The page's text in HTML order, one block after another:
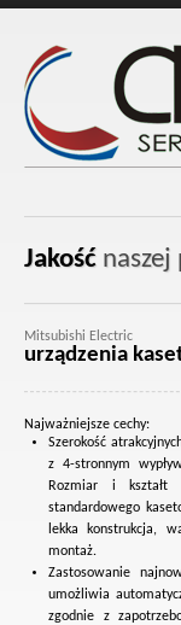
Jakość
Mitsubishi Electric
urządzenia
Najważniejsze cechy:
Szerokość
z 4-stronnym
Rozmiar i kształt
standardowego
lekka konstrukcja,
montaż.
Zastosowanie
umożliwia
zgodnie z